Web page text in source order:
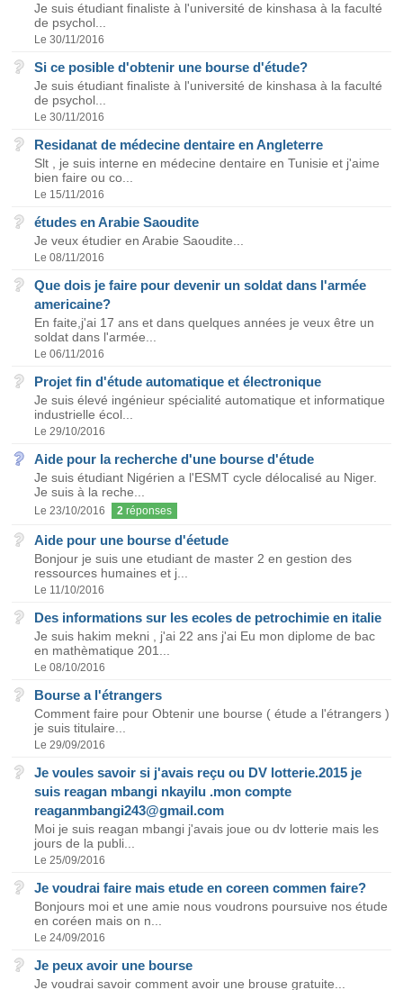
Je suis étudiant finaliste à l'université de kinshasa à la faculté
de psychol...
Le 30/11/2016
Si ce posible d'obtenir une bourse d'étude?
Je suis étudiant finaliste à l'université de kinshasa à la faculté
de psychol...
Le 30/11/2016
Residanat de médecine dentaire en Angleterre
Slt , je suis interne en médecine dentaire en Tunisie et j'aime
bien faire ou co...
Le 15/11/2016
études en Arabie Saoudite
Je veux étudier en Arabie Saoudite...
Le 08/11/2016
Que dois je faire pour devenir un soldat dans l'armée
americaine?
En faite,j'ai 17 ans et dans quelques années je veux être un
soldat dans l'armée...
Le 06/11/2016
Projet fin d'étude automatique et électronique
Je suis élevé ingénieur spécialité automatique et informatique
industrielle écol...
Le 29/10/2016
Aide pour la recherche d'une bourse d'étude
Je suis étudiant Nigérien a l'ESMT cycle délocalisé au Niger.
Je suis à la reche...
Le 23/10/2016 2 réponses
Aide pour une bourse d'éetude
Bonjour je suis une etudiant de master 2 en gestion des
ressources humaines et j...
Le 11/10/2016
Des informations sur les ecoles de petrochimie en italie
Je suis hakim mekni , j'ai 22 ans j'ai Eu mon diplome de bac
en mathèmatique 201...
Le 08/10/2016
Bourse a l'étrangers
Comment faire pour Obtenir une bourse ( étude a l'étrangers )
je suis titulaire...
Le 29/09/2016
Je voules savoir si j'avais reçu ou DV lotterie.2015 je
suis reagan mbangi nkayilu .mon compte
reaganmbangi243@gmail.com
Moi je suis reagan mbangi j'avais joue ou dv lotterie mais les
jours de la publi...
Le 25/09/2016
Je voudrai faire mais etude en coreen commen faire?
Bonjours moi et une amie nous voudrons poursuive nos étude
en coréen mais on n...
Le 24/09/2016
Je peux avoir une bourse
Je voudrai savoir comment avoir une brouse gratuite...